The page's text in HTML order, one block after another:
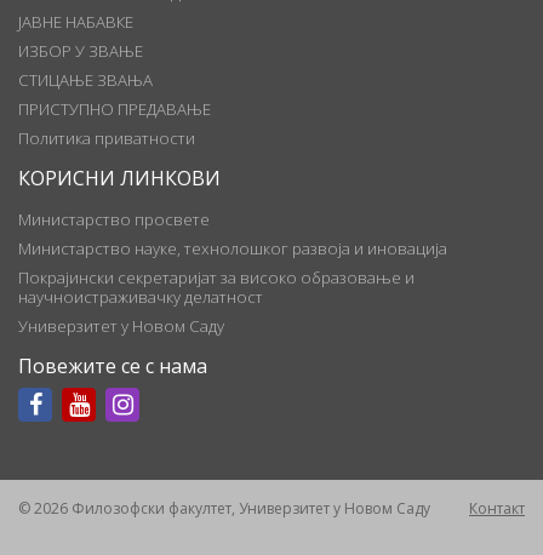
ЈАВНЕ НАБАВКЕ
ИЗБОР У ЗВАЊЕ
СТИЦАЊЕ ЗВАЊА
ПРИСТУПНО ПРЕДАВАЊЕ
Политика приватности
КОРИСНИ ЛИНКОВИ
Министарство просвете
Министарство науке, технолошког развоја и иновација
Покрајински секретаријат за високо образовање и
научноистраживачку делатност
Универзитет у Новом Саду
Повежите се с нама
© 2026 Филозофски факултет, Универзитет у Новом Саду Контакт